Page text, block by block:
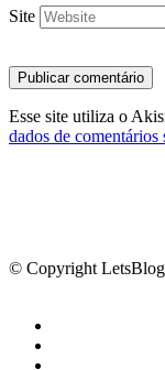
Site
Esse site utiliza o
dados de comentários
© Copyright LetsBlog